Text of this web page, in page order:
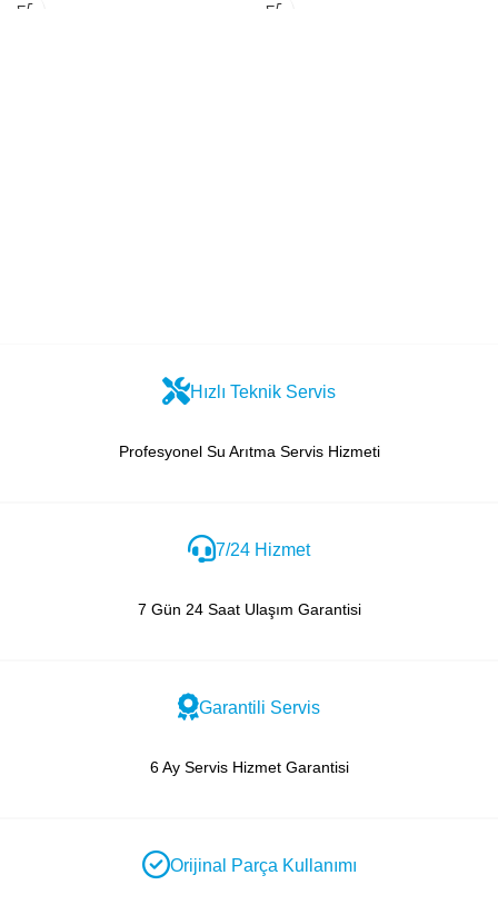
Hızlı Teknik Servis
Profesyonel Su Arıtma Servis Hizmeti
7/24 Hizmet
7 Gün 24 Saat Ulaşım Garantisi
Garantili Servis
6 Ay Servis Hizmet Garantisi
Orijinal Parça Kullanımı